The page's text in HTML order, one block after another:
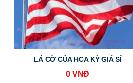
LÁ CỜ CỦA HOA KỲ GIÁ SỈ
0 VNĐ